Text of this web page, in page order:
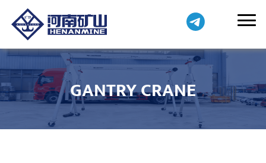
GANTRY CRANE